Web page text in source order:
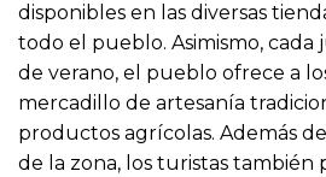
disponibles en las diversas
todo el pueblo. Asimismo, cada
de verano, el pueblo ofrece a
mercadillo de artesanía
productos agrícolas. Además
de la zona, los turistas